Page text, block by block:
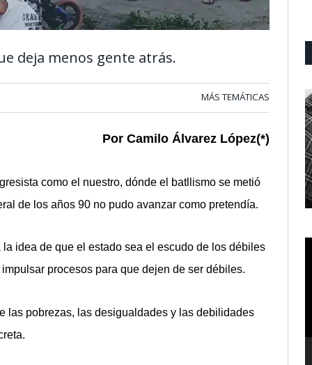
deja menos gente atrás.
MÁS TEMÁTICAS
Por Camilo Álvarez López(*)
como el nuestro, dónde el batllismo se metió
de los años 90 no pudo avanzar como pretendía.
idea de que el estado sea el escudo de los débiles
procesos para que dejen de ser débiles.
las pobrezas, las desigualdades y las debilidades